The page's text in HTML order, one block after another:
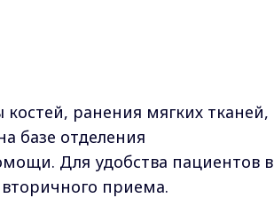
ранения мягких тканей,
базе отделения
Для удобства пациентов в
приема.